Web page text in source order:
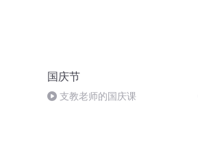
国庆节
支教老师的国庆课